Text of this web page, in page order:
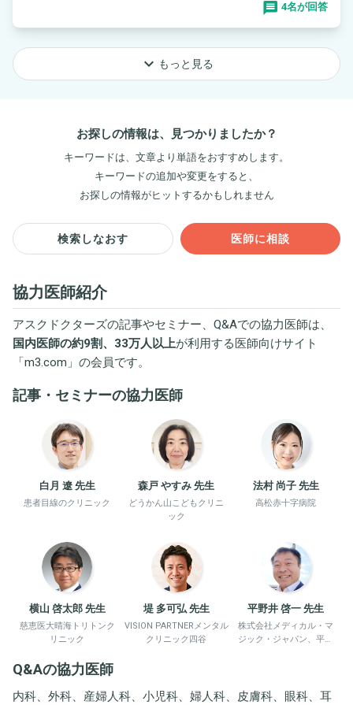
4名が回答
keyboard_arrow_down もっと見る
お探しの情報は、見つかりましたか？
キーワードは、文章より単語をおすすめします。
キーワードの追加や変更をすると、
お探しの情報がヒットするかもしれません
検索しなおす 医師に相談
協力医師紹介
アスクドクターズの記事やセミナー、Q&Aでの協力医師は、
国内医師の約9割、33万人以上が利用する医師向けサイト
「m3.com 」の会員です。
記事・セミナーの協力医師
白月 遼 先生
患者目線のクリニック
森戸 やすみ 先生
どうかん山こどもクリニ
ック
法村 尚子 先生
高松赤十字病院
横山 啓太郎 先生
慈恵医大晴海トリトンク
リニック
堤 多可弘 先生
VISION PARTNERメンタル
クリニック四谷
平野井 啓一 先生
株式会社メディカル・マ
ジック・ジャパン、平野
Q&Aの協力医師
内科、外科、産婦人科、小児科、婦人科、皮膚科、眼科、耳